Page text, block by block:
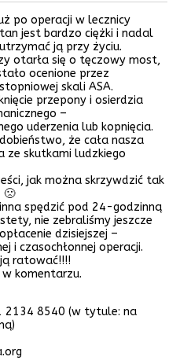
po operacji w lecznicy
jest bardzo ciężki i nadal
ją przy życiu.
otarła się o tęczowy most,
ocenione przez
skali ASA.
przepony i osierdzia
–
uderzenia lub kopnięcia.
że cała nasza
ze skutkami ludzkiego
jak można skrzywdzić tak
🙁
spędzić pod 24-godzinną
nie zebraliśmy jeszcze
dzisiejszej –
i czasochłonnej operacji.
ratować!!!!
w komentarzu.
2134 8540 (w tytule: na